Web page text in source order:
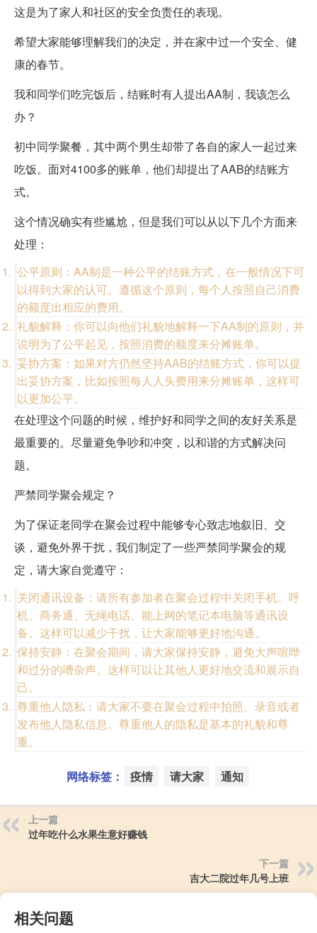
这是为了家人和社区的安全负责任的表现。
希望大家能够理解我们的决定，并在家中过一个安全、健
康的春节。
我和同学们吃完饭后，结账时有人提出AA制，我该怎么
办？
初中同学聚餐，其中两个男生却带了各自的家人一起过来
吃饭。面对4100多的账单，他们却提出了AAB的结账方
式。
这个情况确实有些尴尬，但是我们可以从以下几个方面来
处理：
公平原则：AA制是一种公平的结账方式，在一般情况下可
以得到大家的认可。遵循这个原则，每个人按照自己消费
的额度出相应的费用。
礼貌解释：你可以向他们礼貌地解释一下AA制的原则，并
说明为了公平起见，按照消费的额度来分摊账单。
妥协方案：如果对方仍然坚持AAB的结账方式，你可以提
出妥协方案，比如按照每人人头费用来分摊账单，这样可
以更加公平。
在处理这个问题的时候，维护好和同学之间的友好关系是
最重要的。尽量避免争吵和冲突，以和谐的方式解决问
题。
严禁同学聚会规定？
为了保证老同学在聚会过程中能够专心致志地叙旧、交
谈，避免外界干扰，我们制定了一些严禁同学聚会的规
定，请大家自觉遵守：
关闭通讯设备：请所有参加者在聚会过程中关闭手机、呼
机、商务通、无绳电话、能上网的笔记本电脑等通讯设
备。这样可以减少干扰，让大家能够更好地沟通。
保持安静：在聚会期间，请大家保持安静，避免大声喧哗
和过分的嘈杂声。这样可以让其他人更好地交流和展示自
己。
尊重他人隐私：请大家不要在聚会过程中拍照、录音或者
发布他人隐私信息。尊重他人的隐私是基本的礼貌和尊
重。
网络标签： 疫情 请大家 通知
上一篇
过年吃什么水果生意好赚钱
下一篇
吉大二院过年几号上班
相关问题